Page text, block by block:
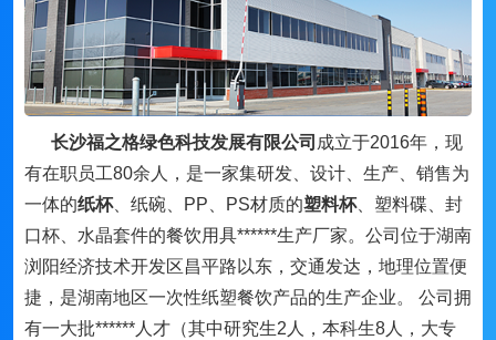
长沙福之格绿色科技发展有限公司 成立于2016年，现
有在职员工80余人，是一家集研发、设计、生产、销售为
一体的纸杯、纸碗、PP、PS材质的塑料杯、塑料碟、封
口杯、水晶套件的餐饮用具******生产厂家。公司位于湖南
浏阳经济技术开发区昌平路以东，交通发达，地理位置便
捷，是湖南地区一次性纸塑餐饮产品的生产企业。 公司拥
有一大批******人才（其中研究生2人，本科生8人，大专